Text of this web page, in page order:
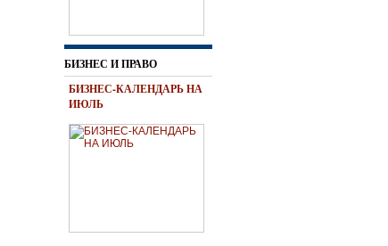
БИЗНЕС И ПРАВО
БИЗНЕС-КАЛЕНДАРЬ НА
ИЮЛЬ